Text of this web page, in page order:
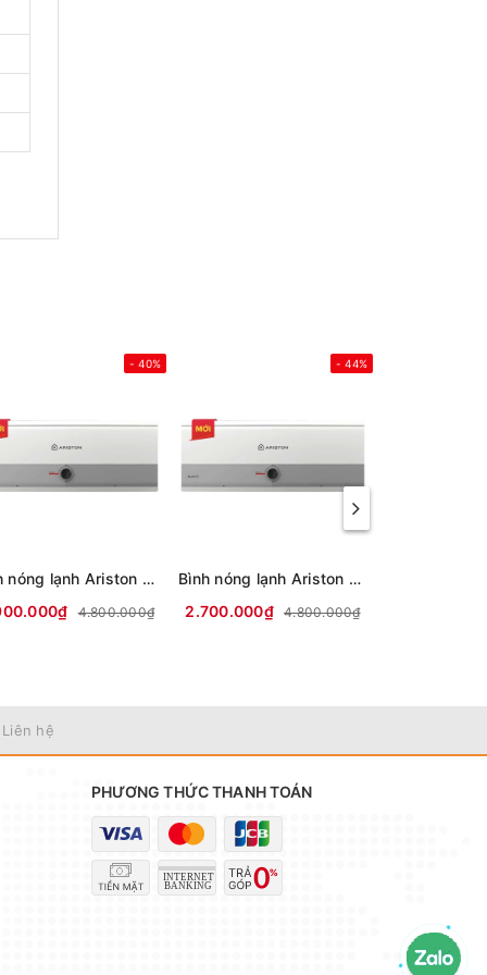
- 40%
Bình nóng lạnh Ariston 30 lít SLIM3 30 R VN (mới 2025)
4.800.000₫
- 44%
Bình nóng lạnh Ariston 20 lít SLIM3 20 R VN (mới 2025)
2.700.000₫
4.800.000₫
hệ
PHƯƠNG THỨC THANH TOÁN